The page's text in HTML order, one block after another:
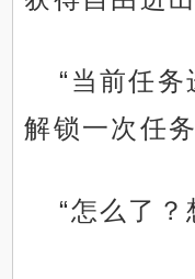
“当前任
解锁一次任
“怎么了？